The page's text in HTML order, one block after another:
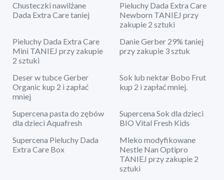
Chusteczki nawilżane
Dada Extra Care taniej
Pieluchy Dada Extra Care
Newborn TANIEJ przy
zakupie 2 sztuki
Pieluchy Dada Extra Care
Mini TANIEJ przy zakupie
2 sztuki
Danie Gerber 29% taniej
przy zakupie 3 sztuk
Deser w tubce Gerber
Organic kup 2 i zapłać
mniej
Sok lub nektar Bobo Frut
kup 2 i zapłać mniej.
Supercena pasta do zębów
dla dzieci Aquafresh
Supercena Sok dla dzieci
BIO Vital Fresh Kids
Supercena Pieluchy Dada
Extra Care Box
Mleko modyfikowane
Nestle Nan Optipro
TANIEJ przy zakupie 2
sztuki